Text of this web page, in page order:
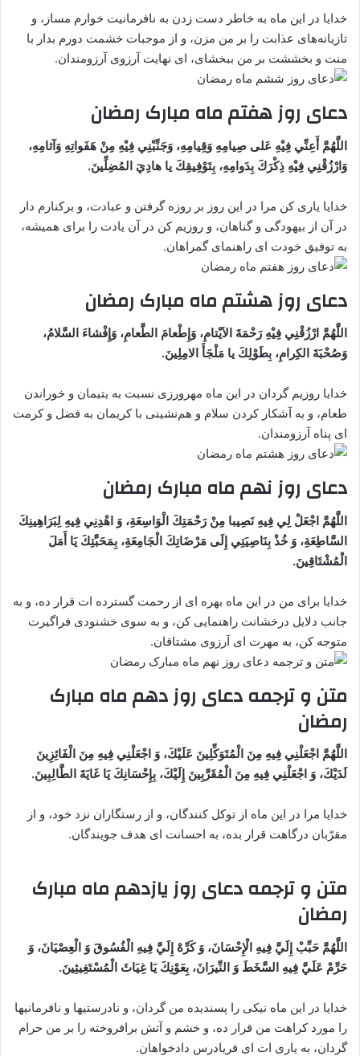
خدایا در این ماه به خاطر دست زدن به نافرمانیت خوارم مساز، و
تازیانه‌های عذابت را بر من مزن، و از موجبات خشمت دورم بدار با
منت و بخششت بر من ببخشای‌، ای نهایت آرزوی آرزومندان.
دعای روز هفتم ماه مبارک رمضان
اللَّهُمَّ أَعِنِّي فِيْهِ عَلى صِيامِهِ وَقِيامِهِ، وَجَنِّبْنِي فِيْهِ مِنْ هَفَواتِهِ وَآثامِهِ،
وَارْزُقْنِي فِيْهِ ذِكْرَكَ بِدَوامِهِ، بِتَوْفِيقِكَ يا هادِيَ المُضِلِّينَ.
خدایا یاری کن مرا در این روز بر روزه گرفتن و عبادت، و برکنارم دار
در آن از بیهودگی و گناهان، و روزیم کن در آن یادت را برای همیشه،
به توفیق خودت‌ ای راهنمای گمراهان.
دعای روز هشتم ماه مبارک رمضان
اللَّهُمَّ ارْزُقْنِي فِيْهِ رَحْمَةَ الاَيْتامِ، وَإِطْعامَ الطَّعامِ، وَإِفْشاءَ السَّلامُ،
وَصُحْبَةَ الكِرامِ، بِطَوْلِكَ يا مَلْجَأَ الامِلِينَ.
خدایا روزیم گردان در این ماه مهرورزی نسبت به یتیمان و خوراندن
طعام، و به آشکار کردن سلام و هم‌نشینی با کریمان به فضل و کرمت‌
ای پناه آرزومندان.
دعای روز نهم ماه مبارک رمضان
اللَّهُمَّ اجْعَلْ لِي فِيهِ نَصِيبا مِنْ رَحْمَتِكَ الْوَاسِعَةِ، وَ اهْدِنِي فِيهِ لِبَرَاهِينِكَ
السَّاطِعَةِ، وَ خُذْ بِنَاصِيَتِي إِلَى مَرْضَاتِكَ الْجَامِعَةِ، بِمَحَبَّتِكَ يَا أَمَلَ
الْمُشْتَاقِينَ.
خدایا برای من در این ماه بهره ای از رحمت گسترده ات قرار ده، و به
جانب دلایل درخشانت راهنمایی کن، و به سوی خشنودی فراگیرت
متوجه کن، به مهرت ای آرزوی مشتاقان.
متن و ترجمه دعای روز دهم ماه مبارک
رمضان
اللَّهُمَّ اجْعَلْنِي فِيهِ مِنَ الْمُتَوَكِّلِينَ عَلَيْكَ، وَ اجْعَلْنِي فِيهِ مِنَ الْفَائِزِينَ
لَدَيْكَ، وَ اجْعَلْنِي فِيهِ مِنَ الْمُقَرَّبِينَ إِلَيْكَ، بِإِحْسَانِكَ يَا غَايَةَ الطَّالِبِينَ.
خدایا مرا در این ماه از توکل کنندگان، و از رستگاران نزد خود، و از
مقرّبان درگاهت قرار بده، به احسانت ای هدف جویندگان.
متن و ترجمه دعای روز یازدهم ماه مبارک
رمضان
اللَّهُمَّ حَبِّبْ إِلَيَّ فِيهِ الْإِحْسَانَ، وَ كَرِّهْ إِلَيَّ فِيهِ الْفُسُوقَ وَ الْعِصْيَانَ، وَ
حَرِّمْ عَلَيَّ فِيهِ السَّخَطَ وَ النِّيرَانَ، بِعَوْنِكَ يَا غِيَاثَ الْمُسْتَغِيثِينَ.
خدایا در این ماه نیکی را پسندیده من گردان، و نادرستیها و نافرمانیها
را مورد کراهت من قرار ده، و خشم و آتش برافروخته را بر من حرام
گردان، به یاری ات ای فریادرس دادخواهان.